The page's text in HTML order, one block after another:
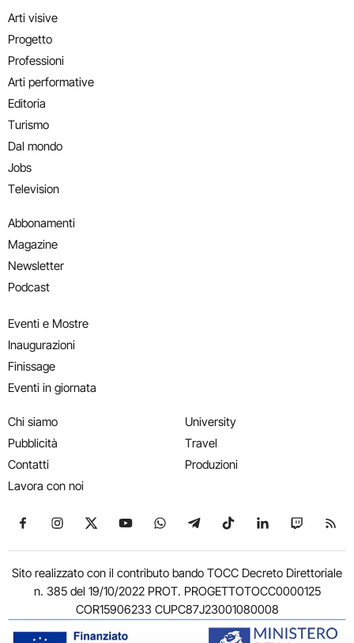
Arti visive
Progetto
Professioni
Arti performative
Editoria
Turismo
Dal mondo
Jobs
Television
Abbonamenti
Magazine
Newsletter
Podcast
Eventi e Mostre
Inaugurazioni
Finissage
Eventi in giornata
Chi siamo
Pubblicità
Contatti
Lavora con noi
University
Travel
Produzioni
Seguici su Facebook
Seguici su Instagram
Seguici su X
Seguici su YouTube
Seguici su WhatsApp
Seguici su Telegram
Seguici su TikTok
Seguici su
Seguici
Sito realizzato con il contributo bando TOCC Decreto Direttoriale
n. 385 del 19/10/2022 PROT. PROGETTOTOCC0000125
COR15906233 CUPC87J23001080008